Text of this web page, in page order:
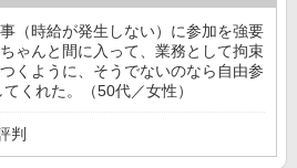
（時給が発生しない）に参加を強要
ゃんと間に入って、業務として拘束
くように、そうでないのなら自由参
くれた。（50代／女性）
判